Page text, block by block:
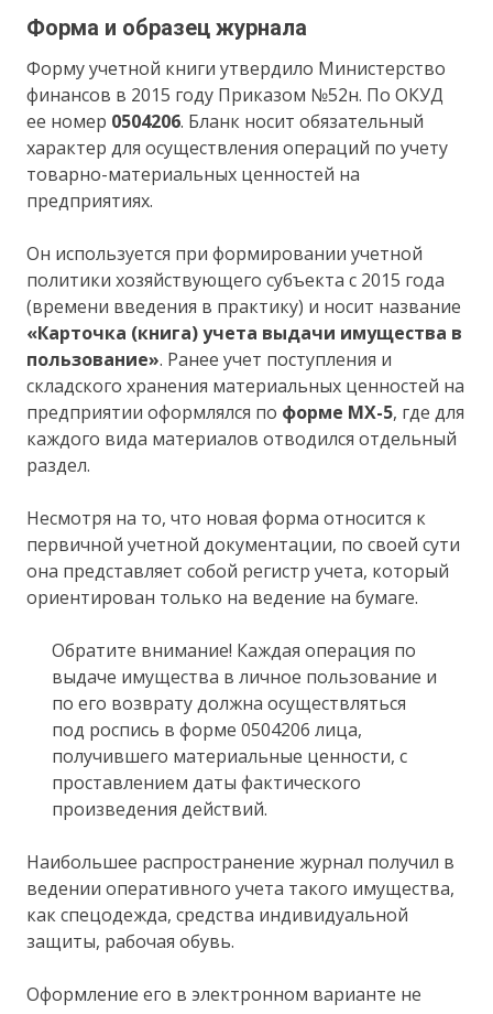
Форма и образец журнала
Форму учетной книги утвердило Министерство
финансов в 2015 году Приказом №52н. По ОКУД
ее номер 0504206. Бланк носит обязательный
характер для осуществления операций по учету
товарно-материальных ценностей на
предприятиях.
Он используется при формировании учетной
политики хозяйствующего субъекта с 2015 года
(времени введения в практику) и носит название
«Карточка (книга) учета выдачи имущества в
пользование». Ранее учет поступления и
складского хранения материальных ценностей на
предприятии оформлялся по форме МХ-5, где для
каждого вида материалов отводился отдельный
раздел.
Несмотря на то, что новая форма относится к
первичной учетной документации, по своей сути
она представляет собой регистр учета, который
ориентирован только на ведение на бумаге.
Обратите внимание! Каждая операция по
выдаче имущества в личное пользование и
по его возврату должна осуществляться
под роспись в форме 0504206 лица,
получившего материальные ценности, с
проставлением даты фактического
произведения действий.
Наибольшее распространение журнал получил в
ведении оперативного учета такого имущества,
как спецодежда, средства индивидуальной
защиты, рабочая обувь.
Оформление его в электронном варианте не